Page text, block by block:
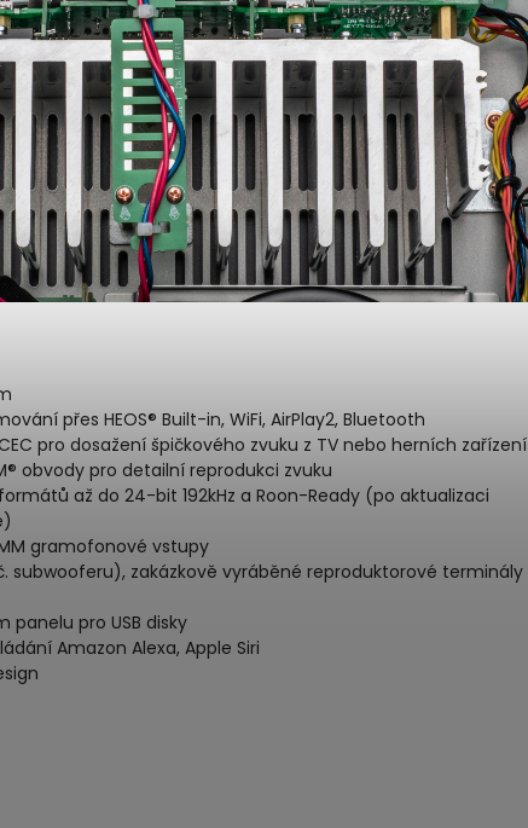
přes HEOS® Built-in, WiFi, AirPlay2, Bluetooth
pro dosažení špičkového zvuku z TV nebo herních zařízení
obvody pro detailní reprodukci zvuku
až do 24-bit 192kHz a Roon-Ready (po aktualizaci
gramofonové vstupy
subwooferu), zakázkově vyráběné reproduktorové terminály
panelu pro USB disky
Amazon Alexa, Apple Siri